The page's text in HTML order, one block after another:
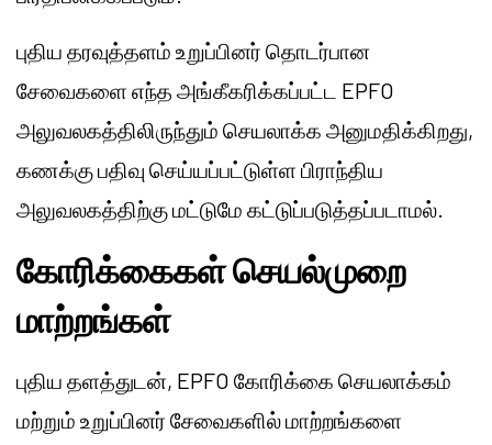
புதிய தரவுத்தளம் உறுப்பினர் தொடர்பான
சேவைகளை எந்த அங்கீகரிக்கப்பட்ட EPFO
அலுவலகத்திலிருந்தும் செயலாக்க அனுமதிக்கிறது,
கணக்கு பதிவு செய்யப்பட்டுள்ள பிராந்திய
அலுவலகத்திற்கு மட்டுமே கட்டுப்படுத்தப்படாமல்.
கோரிக்கைகள் செயல்முறை
மாற்றங்கள்
புதிய தளத்துடன், EPFO கோரிக்கை செயலாக்கம்
மற்றும் உறுப்பினர் சேவைகளில் மாற்றங்களை